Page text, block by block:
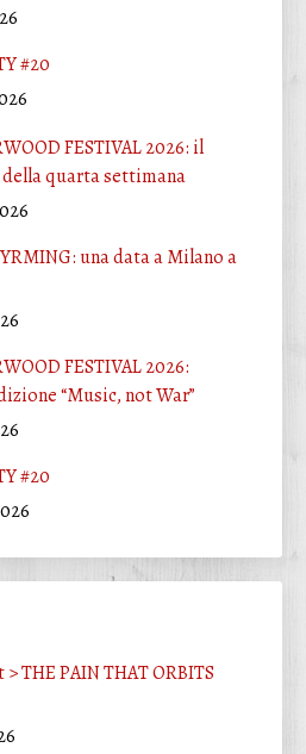
#20
FESTIVAL 2026: il
quarta settimana
una data a Milano a
FESTIVAL 2026:
“Music, not War”
#20
THE PAIN THAT ORBITS